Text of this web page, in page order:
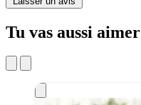
Tu vas aussi aimer